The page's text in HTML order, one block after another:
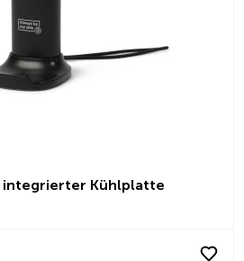
Kühlplatte